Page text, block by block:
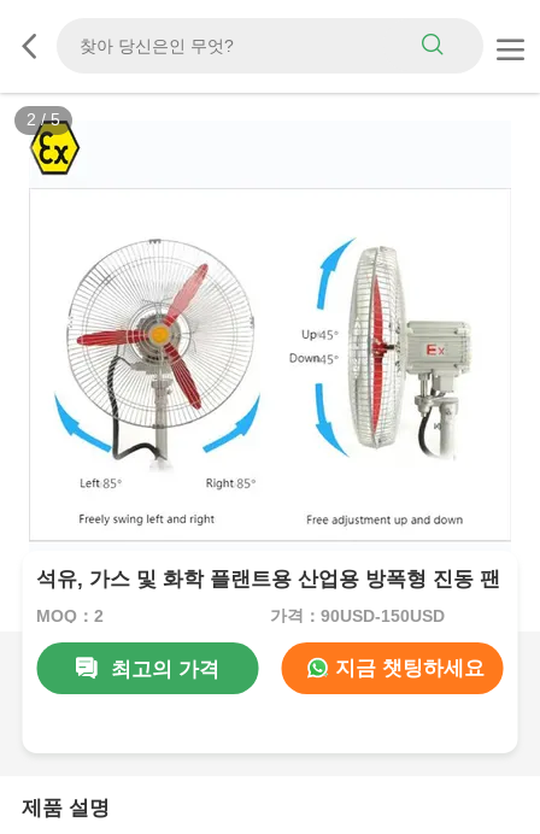
3 /5
석유, 가스 및 화학 플랜트용 산업용 방폭형 진동 팬
MOQ：2 가격：90USD-150USD
최고의 가격 지금 챗팅하세요
제품 설명